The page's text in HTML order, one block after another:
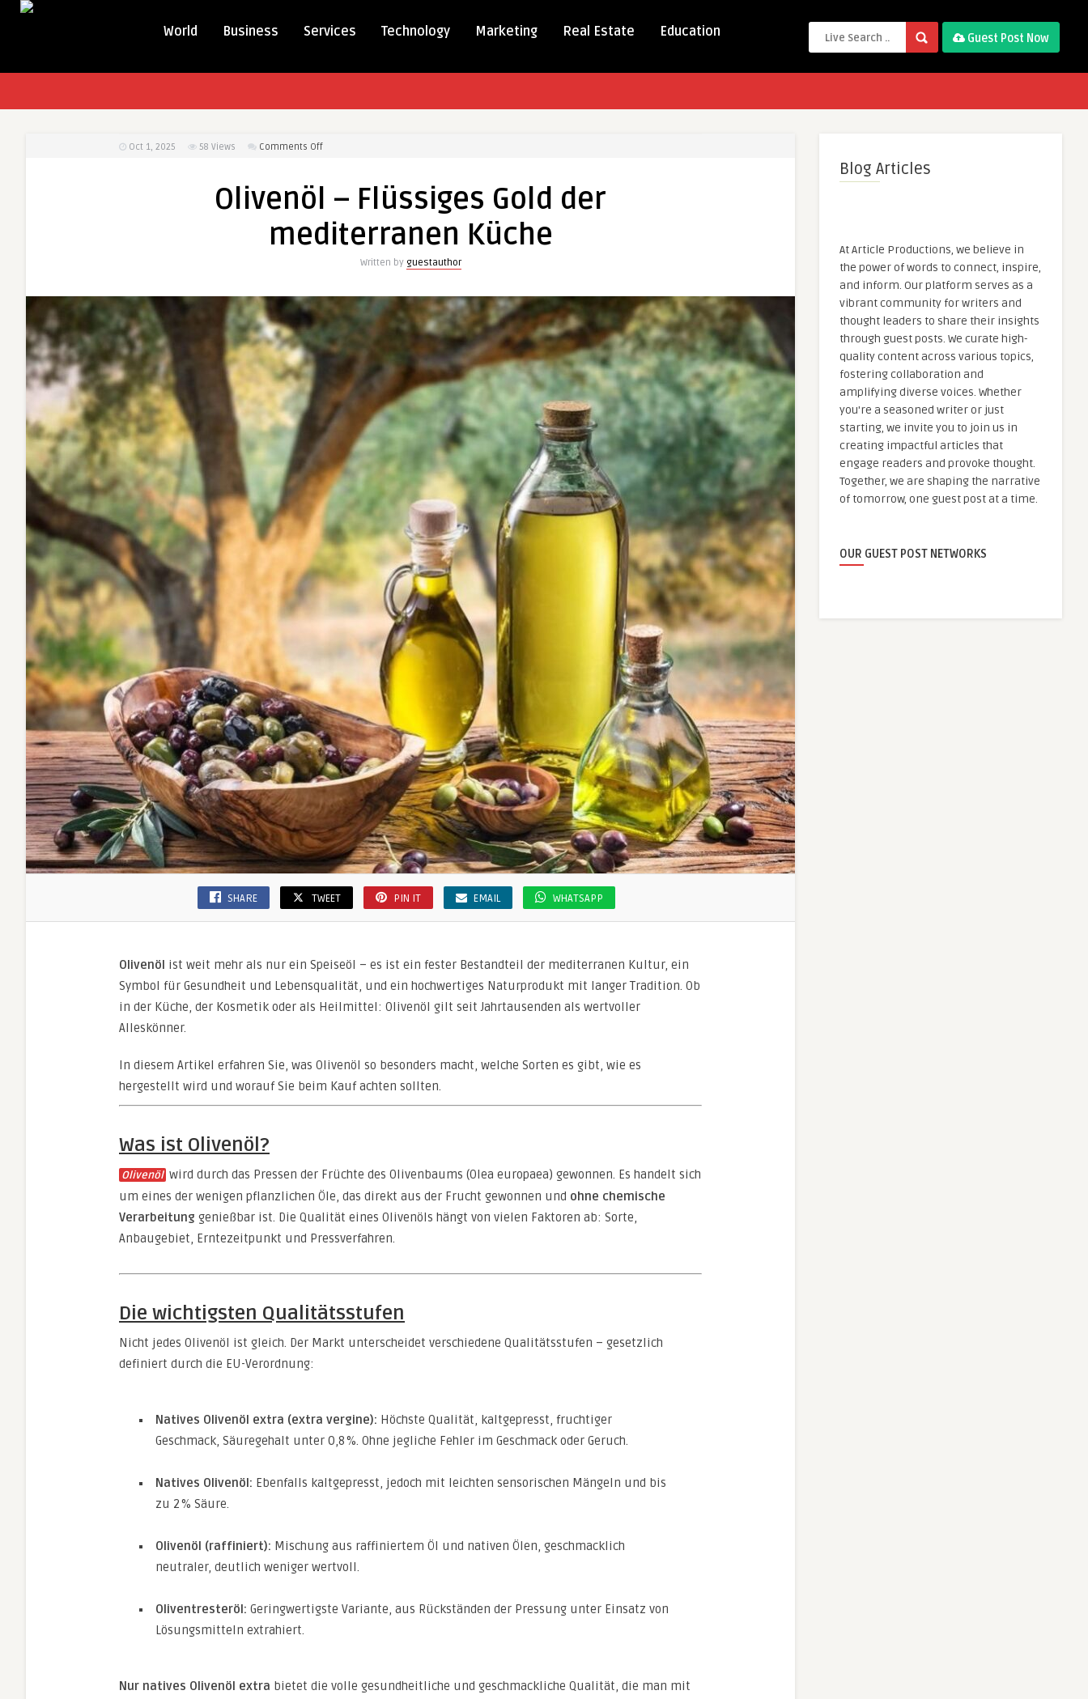
World Business Services Technology Marketing Real Estate Education Guest Post Now
Oct 1, 2025 58 Views Comments Offon
Flüssiges
Olivenöl – Flüssiges Gold der
mediterranen Küche
Written by guestauthor
SHARE TWEET PIN IT EMAIL WHATSAPP
Olivenöl ist weit mehr als nur ein Speiseöl – es ist ein fester Bestandteil der mediterranen Kultur, ein
Symbol für Gesundheit und Lebensqualität, und ein hochwertiges Naturprodukt mit langer Tradition. Ob
in der Küche, der Kosmetik oder als Heilmittel: Olivenöl gilt seit Jahrtausenden als wertvoller
Alleskönner.
In diesem Artikel erfahren Sie, was Olivenöl so besonders macht, welche Sorten es gibt, wie es
hergestellt wird und worauf Sie beim Kauf achten sollten.
Was ist Olivenöl?
Olivenöl wird durch das Pressen der Früchte des Olivenbaums (Olea europaea) gewonnen. Es handelt sich
um eines der wenigen pflanzlichen Öle, das direkt aus der Frucht gewonnen und ohne chemische
Verarbeitung genießbar ist. Die Qualität eines Olivenöls hängt von vielen Faktoren ab: Sorte,
Anbaugebiet, Erntezeitpunkt und Pressverfahren.
Die wichtigsten Qualitätsstufen
Nicht jedes Olivenöl ist gleich. Der Markt unterscheidet verschiedene Qualitätsstufen – gesetzlich
definiert durch die EU-Verordnung:
Natives Olivenöl extra (extra vergine): Höchste Qualität, kaltgepresst, fruchtiger
Geschmack, Säuregehalt unter 0,8 %. Ohne jegliche Fehler im Geschmack oder Geruch.
Natives Olivenöl: Ebenfalls kaltgepresst, jedoch mit leichten sensorischen Mängeln und bis
zu 2 % Säure.
Olivenöl (raffiniert): Mischung aus raffiniertem Öl und nativen Ölen, geschmacklich
neutraler, deutlich weniger wertvoll.
Oliventresteröl: Geringwertigste Variante, aus Rückständen der Pressung unter Einsatz von
Lösungsmitteln extrahiert.
Nur natives Olivenöl extra bietet die volle gesundheitliche und geschmackliche Qualität, die man mit
Blog Articles
At Article Productions, we believe in
the power of words to connect, inspire,
and inform. Our platform serves as a
vibrant community for writers and
thought leaders to share their insights
through guest posts. We curate high-
quality content across various topics,
fostering collaboration and
amplifying diverse voices. Whether
you're a seasoned writer or just
starting, we invite you to join us in
creating impactful articles that
engage readers and provoke thought.
Together, we are shaping the narrative
of tomorrow, one guest post at a time.
OUR GUEST POST NETWORKS